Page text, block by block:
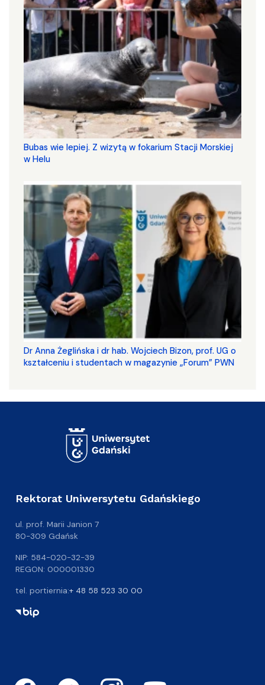
Bubas wie lepiej. Z wizytą w fokarium Stacji Morskiej
w Helu
​​​​​​​Dr Anna Żeglińska i dr hab. Wojciech Bizon, prof. UG o
kształceniu i studentach w magazynie „Forum” PWN
Rektorat Uniwersytetu Gdańskiego
ul. prof. Marii Janion 7
80-309 Gdańsk
NIP: 584-020-32-39
REGON: 000001330
tel. portiernia:+ 48 58 523 30 00